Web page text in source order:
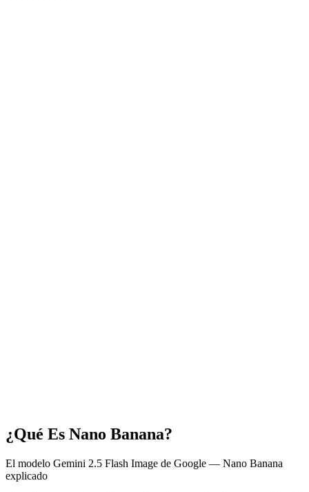
¿Qué Es Nano Banana?
El modelo Gemini 2.5 Flash Image de Google — Nano Banana
explicado